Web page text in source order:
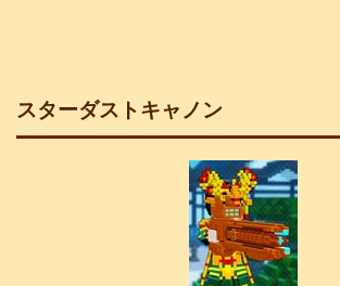
スターダストキャノン